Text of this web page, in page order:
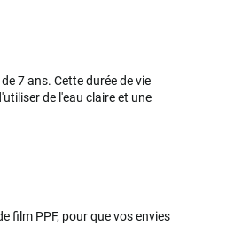
7 ans. Cette durée de vie
de l'eau claire et une
film PPF, pour que vos envies